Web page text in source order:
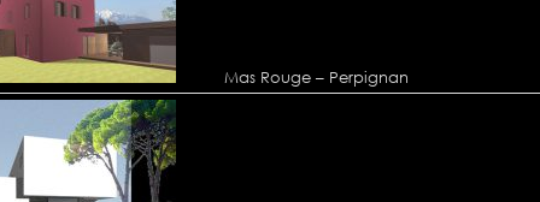
Mas Rouge – Perpignan